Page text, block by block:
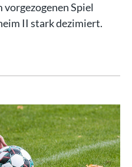
Spiel
II stark dezimiert.